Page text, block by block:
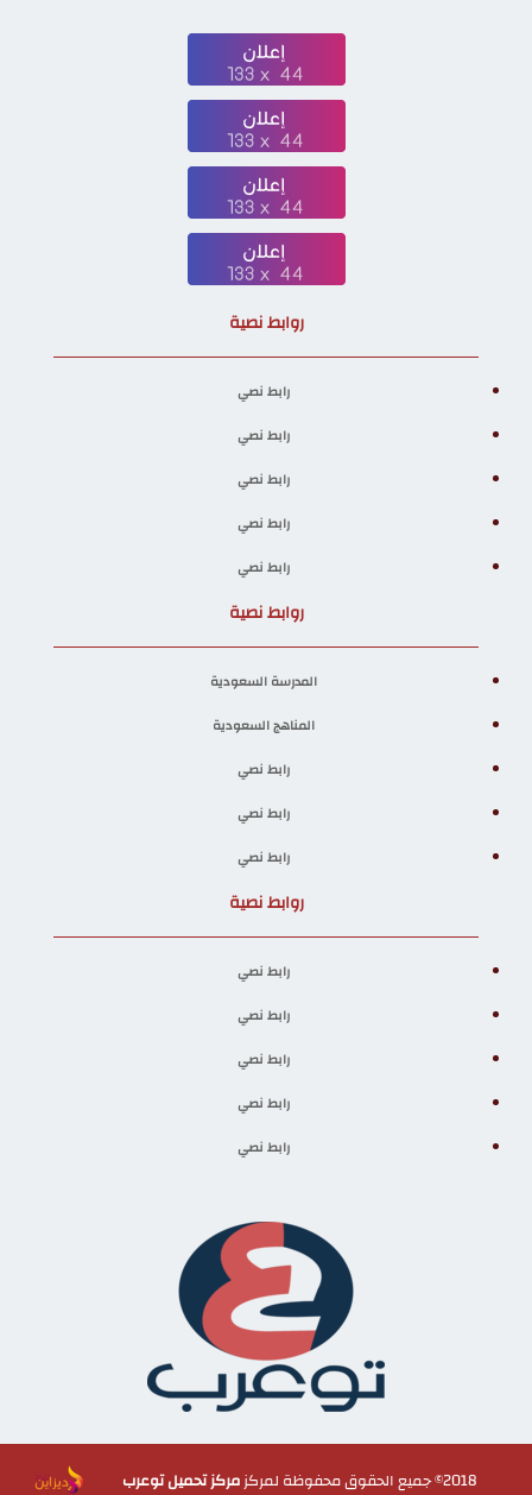
روابط نصية
رابط نصي
رابط نصي
رابط نصي
رابط نصي
رابط نصي
روابط نصية
المدرسة السعودية
المناهج السعودية
رابط نصي
رابط نصي
رابط نصي
روابط نصية
رابط نصي
رابط نصي
رابط نصي
رابط نصي
رابط نصي
2018© جميع الحقوق محفوظة لمركز مركز تحميل توعرب